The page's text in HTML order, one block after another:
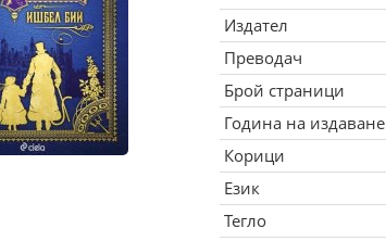
Издател
Преводач
Брой страници
Година на издаване
Корици
Език
Тегло